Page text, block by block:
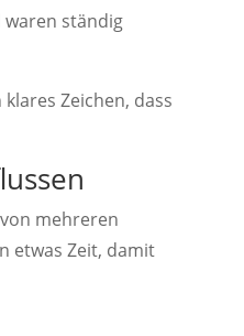
ständig
Zeichen, dass
mehreren
etwas Zeit, damit